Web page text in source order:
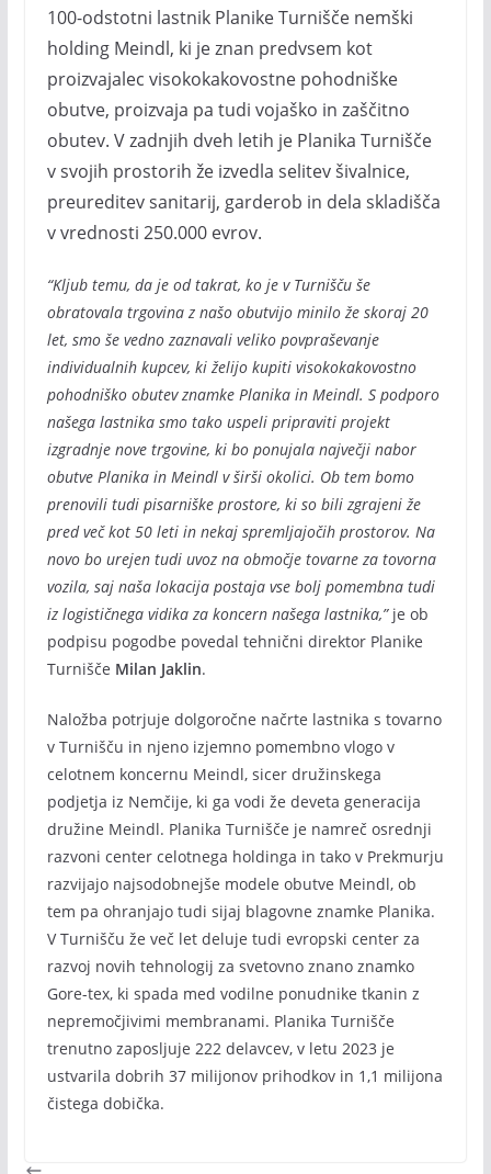
100-odstotni lastnik Planike Turnišče nemški
holding Meindl, ki je znan predvsem kot
proizvajalec visokokakovostne pohodniške
obutve, proizvaja pa tudi vojaško in zaščitno
obutev. V zadnjih dveh letih je Planika Turnišče
v svojih prostorih že izvedla selitev šivalnice,
preureditev sanitarij, garderob in dela skladišča
v vrednosti 250.000 evrov.
“Kljub temu, da je od takrat, ko je v Turnišču še
obratovala trgovina z našo obutvijo minilo že skoraj 20
let, smo še vedno zaznavali veliko povpraševanje
individualnih kupcev, ki želijo kupiti visokokakovostno
pohodniško obutev znamke Planika in Meindl. S podporo
našega lastnika smo tako uspeli pripraviti projekt
izgradnje nove trgovine, ki bo ponujala največji nabor
obutve Planika in Meindl v širši okolici. Ob tem bomo
prenovili tudi pisarniške prostore, ki so bili zgrajeni že
pred več kot 50 leti in nekaj spremljajočih prostorov. Na
novo bo urejen tudi uvoz na območje tovarne za tovorna
vozila, saj naša lokacija postaja vse bolj pomembna tudi
iz logističnega vidika za koncern našega lastnika,”je ob
podpisu pogodbe povedal tehnični direktor Planike
Turnišče Milan Jaklin.
Naložba potrjuje dolgoročne načrte lastnika s tovarno
v Turnišču in njeno izjemno pomembno vlogo v
celotnem koncernu Meindl, sicer družinskega
podjetja iz Nemčije, ki ga vodi že deveta generacija
družine Meindl. Planika Turnišče je namreč osrednji
razvoni center celotnega holdinga in tako v Prekmurju
razvijajo najsodobnejše modele obutve Meindl, ob
tem pa ohranjajo tudi sijaj blagovne znamke Planika.
V Turnišču že več let deluje tudi evropski center za
razvoj novih tehnologij za svetovno znano znamko
Gore-tex, ki spada med vodilne ponudnike tkanin z
nepremočjivimi membranami. Planika Turnišče
trenutno zaposljuje 222 delavcev, v letu 2023 je
ustvarila dobrih 37 milijonov prihodkov in 1,1 milijona
čistega dobička.